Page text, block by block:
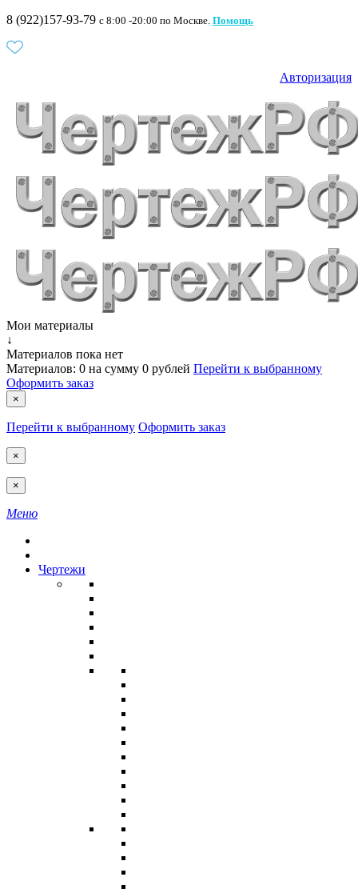
8 (922)157-93-79 c 8:00 -20:00 по Москве. Помощь
Авторизация
Мои материалы
↓
Материалов пока нет
Материалов: 0 на сумму 0 рублей Перейти к выбранному
Оформить заказ
×
Перейти к выбранному Оформить заказ
×
×
Меню
Чертежи